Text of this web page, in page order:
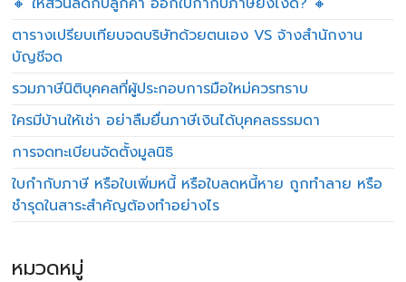
ตารางเปรียบเทียบจดบริษัทด้วยตนเอง VS จ้างสำนักงาน
บัญชีจด
รวมภาษีนิติบุคคลที่ผู้ประกอบการมือใหม่ควรทราบ
ใครมีบ้านให้เช่า อย่าลืมยื่นภาษีเงินได้บุคคลธรรมดา
การจดทะเบียนจัดตั้งมูลนิธิ
ใบกำกับภาษี หรือใบเพิ่มหนี้ หรือใบลดหนี้หาย ถูกทำลาย หรือ
ชำรุดในสาระสำคัญต้องทำอย่างไร
หมวดหมู่